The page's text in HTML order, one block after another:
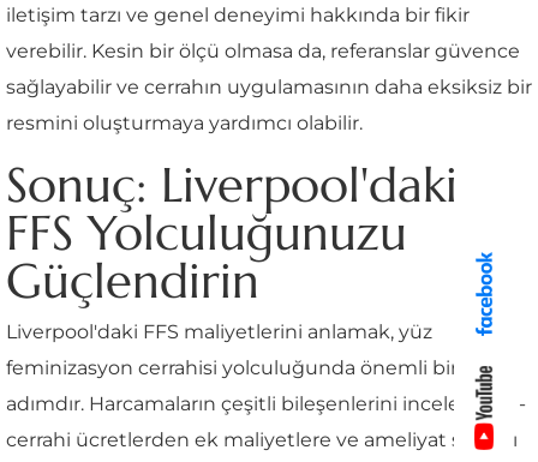
iletişim tarzı ve genel deneyimi hakkında bir fikir
verebilir. Kesin bir ölçü olmasa da, referanslar güvence
sağlayabilir ve cerrahın uygulamasının daha eksiksiz bir
resmini oluşturmaya yardımcı olabilir.
Sonuç: Liverpool'daki
FFS Yolculuğunuzu
Güçlendirin
Liverpool'daki FFS maliyetlerini anlamak, yüz
feminizasyon cerrahisi yolculuğunda önemli bir
adımdır. Harcamaların çeşitli bileşenlerini inceleyerek -
cerrahi ücretlerden ek maliyetlere ve ameliyat sonrası